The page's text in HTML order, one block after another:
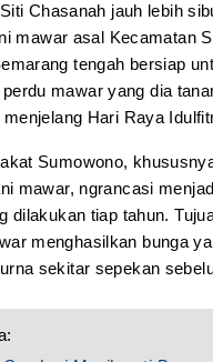
Siti Chasanah jauh lebih
mawar asal Kecamatan
tengah bersiap
mawar yang dia
menjelang Hari Raya
Sumowono,
mawar, ngrancasi
dilakukan tiap tahun.
menghasilkan bunga
sekitar sepekan